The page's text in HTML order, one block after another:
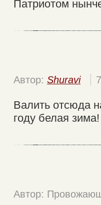
Патриотом
Автор: Shuravi
Валить отсюда
году белая
Автор: